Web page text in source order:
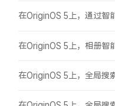
在OriginOS 5上，相册智
在OriginOS 5上，全局搜